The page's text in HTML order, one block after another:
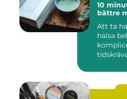
10
bättre
Att ta
hälsa